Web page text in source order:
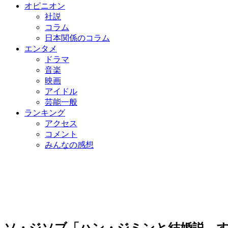
オピニオン
社説
コラム
日本関係のコラム
エンタメ
ドラマ
音楽
映画
アイドル
芸能一般
ランキング
アクセス
コメント
みんなの感想